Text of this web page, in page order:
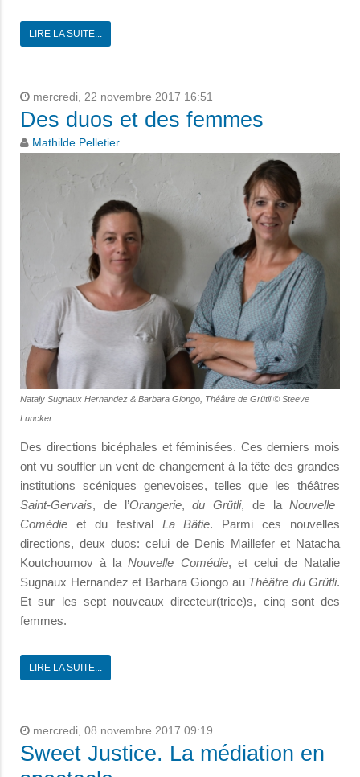
LIRE LA SUITE...
mercredi, 22 novembre 2017 16:51
Des duos et des femmes
Mathilde Pelletier
Nataly Sugnaux Hernandez & Barbara Giongo, Théâtre de Grütli © Steeve
Luncker
Des directions bicéphales et féminisées. Ces derniers mois
ont vu souffler un vent de changement à la tête des grandes
institutions scéniques genevoises, telles que les théâtres
Saint-Gervais, de l’Orangerie,du Grütli, de laNouvelle
Comédie et du festival La Bâtie. Parmi ces nouvelles
directions, deux duos: celui de Denis Maillefer et Natacha
Koutchoumov à laNouvelle Comédie, et celui de Natalie
Sugnaux Hernandez et Barbara Giongo au Théâtre du Grütli.
Et sur les sept nouveaux directeur(trice)s, cinq sont des
femmes.
LIRE LA SUITE...
mercredi, 08 novembre 2017 09:19
Sweet Justice. La médiation en